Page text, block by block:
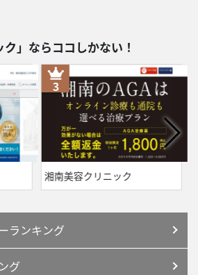
ク」ならココしかない！
聖心美容クリニック
ランキング
グ